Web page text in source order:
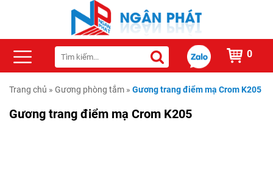
0
Trang chủ » Gương phòng tắm » Gương trang điểm mạ Crom K205
Gương trang điểm mạ Crom K205